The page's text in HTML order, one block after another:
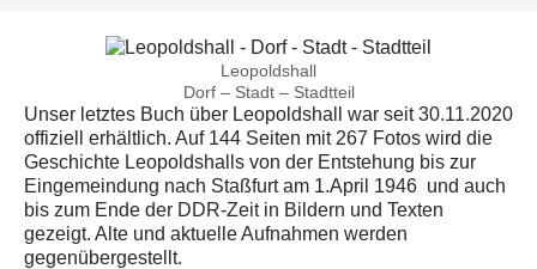
Leopoldshall
Dorf – Stadt – Stadtteil
Unser letztes Buch über Leopoldshall war seit 30.11.2020
offiziell erhältlich. Auf 144 Seiten mit 267 Fotos wird die
Geschichte Leopoldshalls von der Entstehung bis zur
Eingemeindung nach Staßfurt am 1.April 1946 und auch
bis zum Ende der DDR-Zeit in Bildern und Texten
gezeigt. Alte und aktuelle Aufnahmen werden
gegenübergestellt.